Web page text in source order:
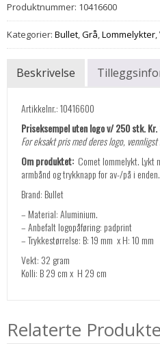
Produktnummer: 10416600
Kategorier: Bullet,Grå,Lommelykter,
Beskrivelse
Artikkelnr.: 10416600
Priseksempel uten logo v/ 250 stk.
For eksakt pris med deres logo,
Om produktet: Comet lommelykt. Lykt
armbånd og trykknapp for av-/på i
Brand: Bullet
– Material: Aluminium.
– Anbefalt logopåføring: padprint
– Trykkestørrelse: B: 19 mm x H: 10 mm
Vekt: 32 gram
Kolli: B 29 cm x H 29 cm
Relaterte